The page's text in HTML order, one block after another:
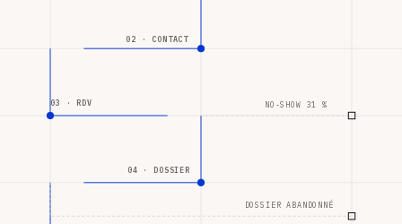
02 · CONTACT
03 · RDV
04 · DOSSIER
NO-SHOW 31 %
DOSSIER ABANDONNÉ